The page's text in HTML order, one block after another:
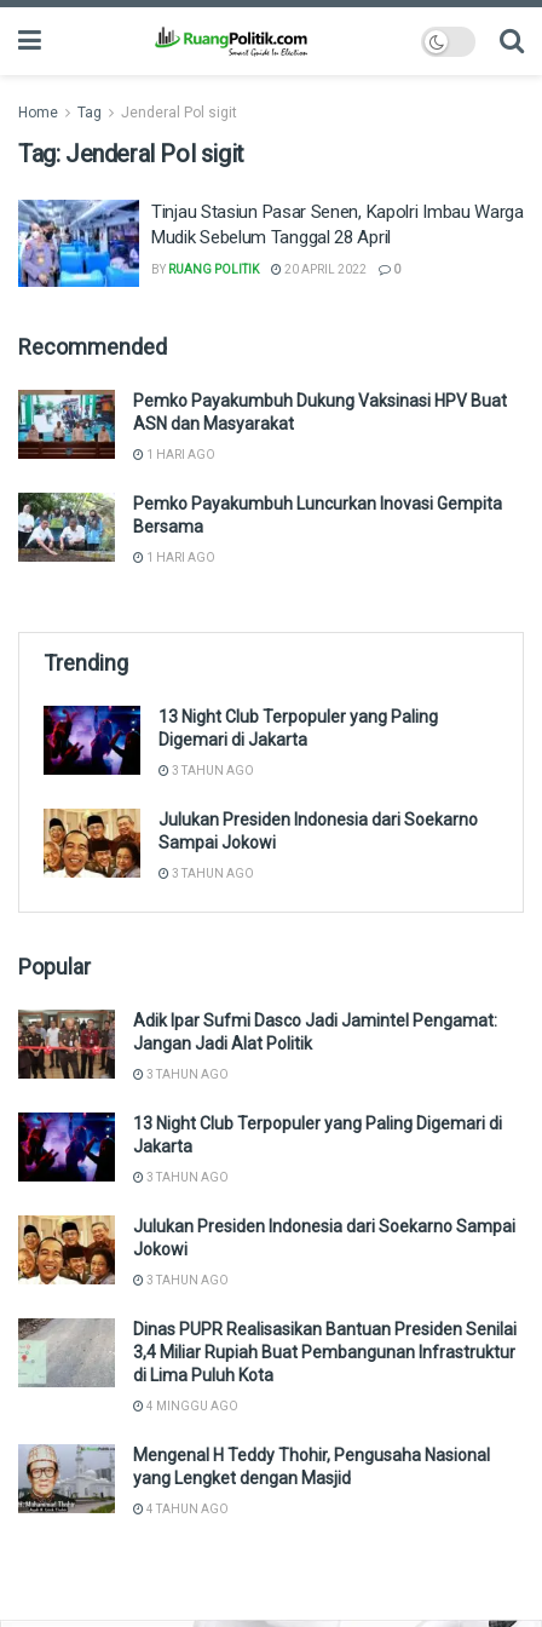
Home Tag Jenderal Pol sigit
Tag: Jenderal Pol sigit
Tinjau Stasiun Pasar Senen, Kapolri Imbau Warga
Mudik Sebelum Tanggal 28 April
BY RUANG POLITIK 20 APRIL 2022 0
Recommended
Pemko Payakumbuh Dukung Vaksinasi HPV Buat
ASN dan Masyarakat
1 HARI AGO
Pemko Payakumbuh Luncurkan Inovasi Gempita
Bersama
1 HARI AGO
Trending
13 Night Club Terpopuler yang Paling
Digemari di Jakarta
3 TAHUN AGO
Julukan Presiden Indonesia dari Soekarno
Sampai Jokowi
3 TAHUN AGO
Popular
Adik Ipar Sufmi Dasco Jadi Jamintel Pengamat:
Jangan Jadi Alat Politik
3 TAHUN AGO
13 Night Club Terpopuler yang Paling Digemari di
Jakarta
3 TAHUN AGO
Julukan Presiden Indonesia dari Soekarno Sampai
Jokowi
3 TAHUN AGO
Dinas PUPR Realisasikan Bantuan Presiden Senilai
3,4 Miliar Rupiah Buat Pembangunan Infrastruktur
di Lima Puluh Kota
4 MINGGU AGO
Mengenal H Teddy Thohir, Pengusaha Nasional
yang Lengket dengan Masjid
4 TAHUN AGO